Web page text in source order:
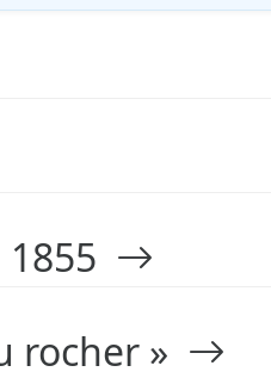
rocher »